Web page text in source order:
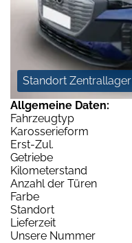
Standort Zentrallager
Allgemeine Daten:
Fahrzeugtyp
Karosserieform
Erst-Zul.
Getriebe
Kilometerstand
Anzahl der Türen
Farbe
Standort
Lieferzeit
Unsere Nummer